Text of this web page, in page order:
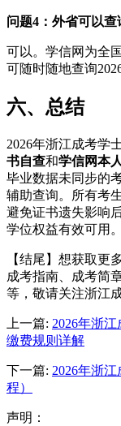
问题4：外省可以
可以。学信网为全
可随时随地查询
六、总结
2026年浙江成考学
书自查和学信网本
毕业数据未同步的
辅助查询。所有考
避免证书遗失影响
学位权益有效可用。
【结尾】想获取更
成考指南、成考简
等，敬请关注浙江
上一篇: 2026年浙
缴费规则详解
下一篇: 2026年浙
程）
声明：